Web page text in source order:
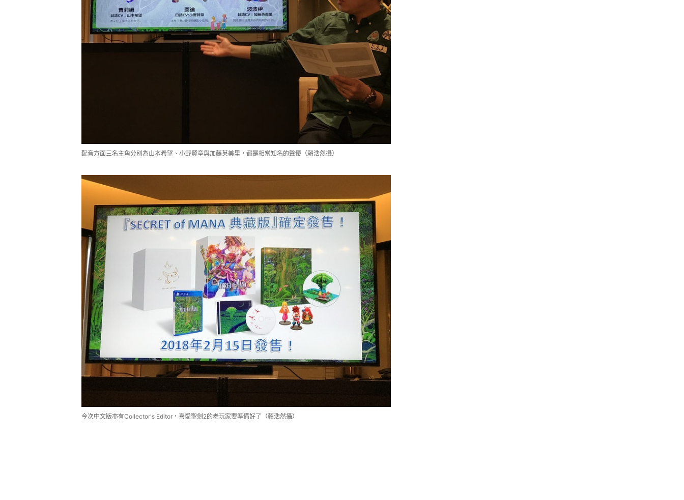
配音方面三名主角分別為山本希望、小野賢章與加藤英美里，都是相當知名的聲優（賴浩然攝）
今次中文版亦有Collector's Editor，喜愛聖劍2的老玩家要準備好了（賴浩然攝）